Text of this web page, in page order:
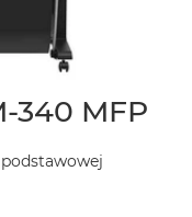
340 MFP